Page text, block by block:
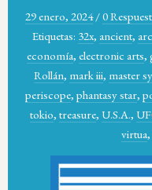
29 enero, 2024 /0
Etiquetas: 32x, ancient,
economía, electronic arts,
Rollán, mark iii, master
periscope, phantasy star,
tokio, treasure, U.S.A.,
virtua,